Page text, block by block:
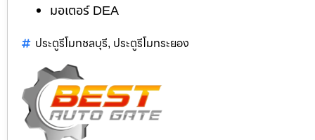
มอเตอร์ DEA
ประตูรีโมทชลบุรี, ประตูรีโมทระยอง